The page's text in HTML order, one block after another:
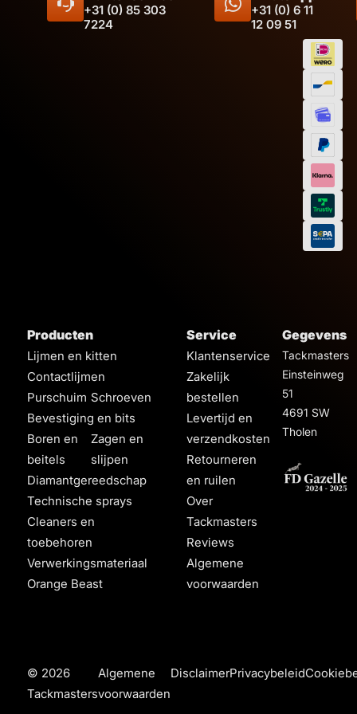
Inhoud
+31 (0) 85 303
7224
+31 (0) 6 11
12 09 51
Producten
Lijmen en kitten
Contactlijmen
Purschuim Schroeven
Bevestiging en bits
Boren en
beitels
Zagen en
slijpen
Diamantgereedschap
Technische sprays
Cleaners en
toebehoren
Verwerkingsmateriaal
Orange Beast
Service
Klantenservice
Zakelijk
bestellen
Levertijd en
verzendkosten
Retourneren
en ruilen
Over
Tackmasters
Reviews
Algemene
voorwaarden
Gegevens
Tackmasters
Einsteinweg
51
4691 SW
Tholen
© 2026
Tackmasters
Algemene
voorwaarden
DisclaimerPrivacybeleid